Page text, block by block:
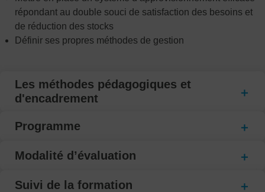
répondant au double souci de satisfaction des besoins et
de réduction des stocks
Définir ses propres méthodes de gestion
Les méthodes pédagogiques et
d'encadrement
Programme
Modalité d’évaluation
Suivi de la formation